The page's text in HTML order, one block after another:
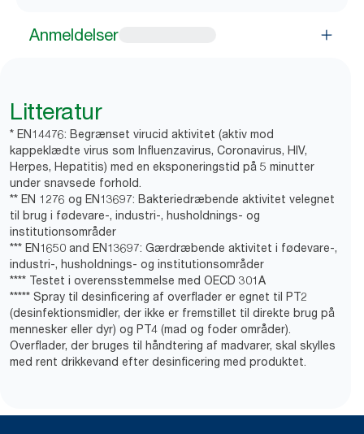
Anmeldelser
Litteratur
* EN14476: Begrænset virucid aktivitet (aktiv mod
kappeklædte virus som Influenzavirus, Coronavirus, HIV,
Herpes, Hepatitis) med en eksponeringstid på 5 minutter
under snavsede forhold.
** EN 1276 og EN13697: Bakteriedræbende aktivitet velegnet
til brug i fødevare-, industri-, husholdnings- og
institutionsområder
*** EN1650 and EN13697: Gærdræbende aktivitet i fødevare-,
industri-, husholdnings- og institutionsområder
**** Testet i overensstemmelse med OECD 301A
***** Spray til desinficering af overflader er egnet til PT2
(desinfektionsmidler, der ikke er fremstillet til direkte brug på
mennesker eller dyr) og PT4 (mad og foder områder).
Overflader, der bruges til håndtering af madvarer, skal skylles
med rent drikkevand efter desinficering med produktet.